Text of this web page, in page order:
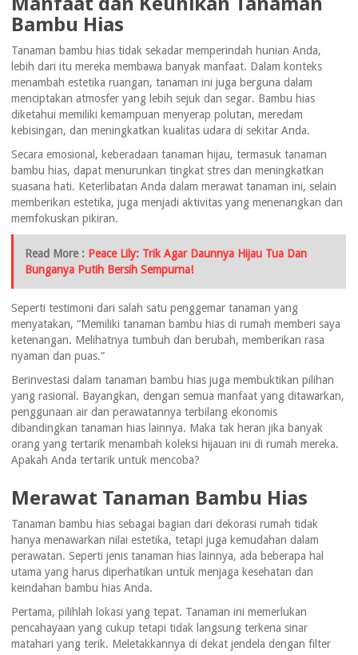
Bambu Hias
Tanaman bambu hias tidak sekadar memperindah hunian Anda,
lebih dari itu mereka membawa banyak manfaat. Dalam konteks
menambah estetika ruangan, tanaman ini juga berguna dalam
menciptakan atmosfer yang lebih sejuk dan segar. Bambu hias
diketahui memiliki kemampuan menyerap polutan, meredam
kebisingan, dan meningkatkan kualitas udara di sekitar Anda.
Secara emosional, keberadaan tanaman hijau, termasuk tanaman
bambu hias, dapat menurunkan tingkat stres dan meningkatkan
suasana hati. Keterlibatan Anda dalam merawat tanaman ini, selain
memberikan estetika, juga menjadi aktivitas yang menenangkan dan
memfokuskan pikiran.
Read More : Peace Lily: Trik Agar Daunnya Hijau Tua Dan
Bunganya Putih Bersih Sempurna!
Seperti testimoni dari salah satu penggemar tanaman yang
menyatakan, “Memiliki tanaman bambu hias di rumah memberi saya
ketenangan. Melihatnya tumbuh dan berubah, memberikan rasa
nyaman dan puas.”
Berinvestasi dalam tanaman bambu hias juga membuktikan pilihan
yang rasional. Bayangkan, dengan semua manfaat yang ditawarkan,
penggunaan air dan perawatannya terbilang ekonomis
dibandingkan tanaman hias lainnya. Maka tak heran jika banyak
orang yang tertarik menambah koleksi hijauan ini di rumah mereka.
Apakah Anda tertarik untuk mencoba?
Merawat Tanaman Bambu Hias
Tanaman bambu hias sebagai bagian dari dekorasi rumah tidak
hanya menawarkan nilai estetika, tetapi juga kemudahan dalam
perawatan. Seperti jenis tanaman hias lainnya, ada beberapa hal
utama yang harus diperhatikan untuk menjaga kesehatan dan
keindahan bambu hias Anda.
Pertama, pilihlah lokasi yang tepat. Tanaman ini memerlukan
pencahayaan yang cukup tetapi tidak langsung terkena sinar
matahari yang terik. Meletakkannya di dekat jendela dengan filter